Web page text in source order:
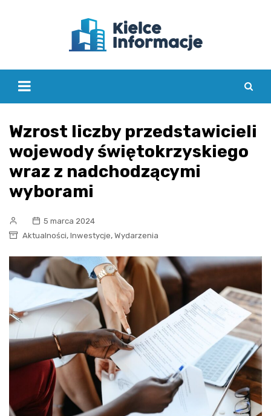
Wzrost liczby przedstawicieli
wojewody świętokrzyskiego
wraz z nadchodzącymi
wyborami
5 marca 2024
Aktualności, Inwestycje, Wydarzenia